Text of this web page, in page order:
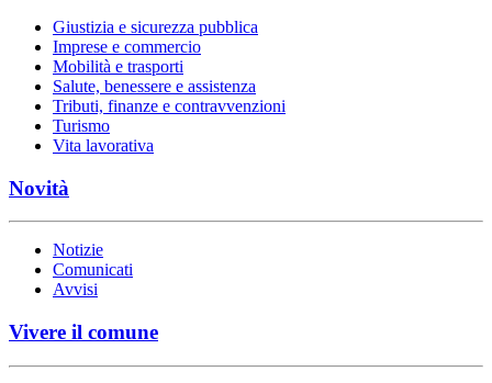
Giustizia e sicurezza pubblica
Imprese e commercio
Mobilità e trasporti
Salute, benessere e assistenza
Tributi, finanze e contravvenzioni
Turismo
Vita lavorativa
Novità
Notizie
Comunicati
Avvisi
Vivere il comune